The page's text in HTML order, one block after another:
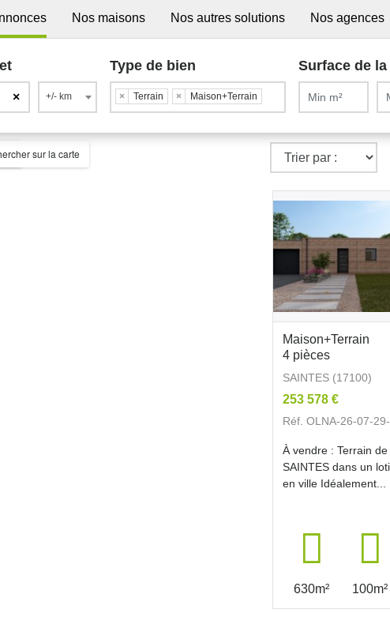
Nos maisons Nos autres solutions Nos agences
× +/- km
Type de bien
× Terrain × Maison+Terrain
Surface de
sur la carte
Maison+Terrain
4 pièces
SAINTES (17100)
253 578 €
Réf. OLNA-26-07-
À vendre : Terrain de
SAINTES dans un
en ville Idéalement...
630m² 100m²